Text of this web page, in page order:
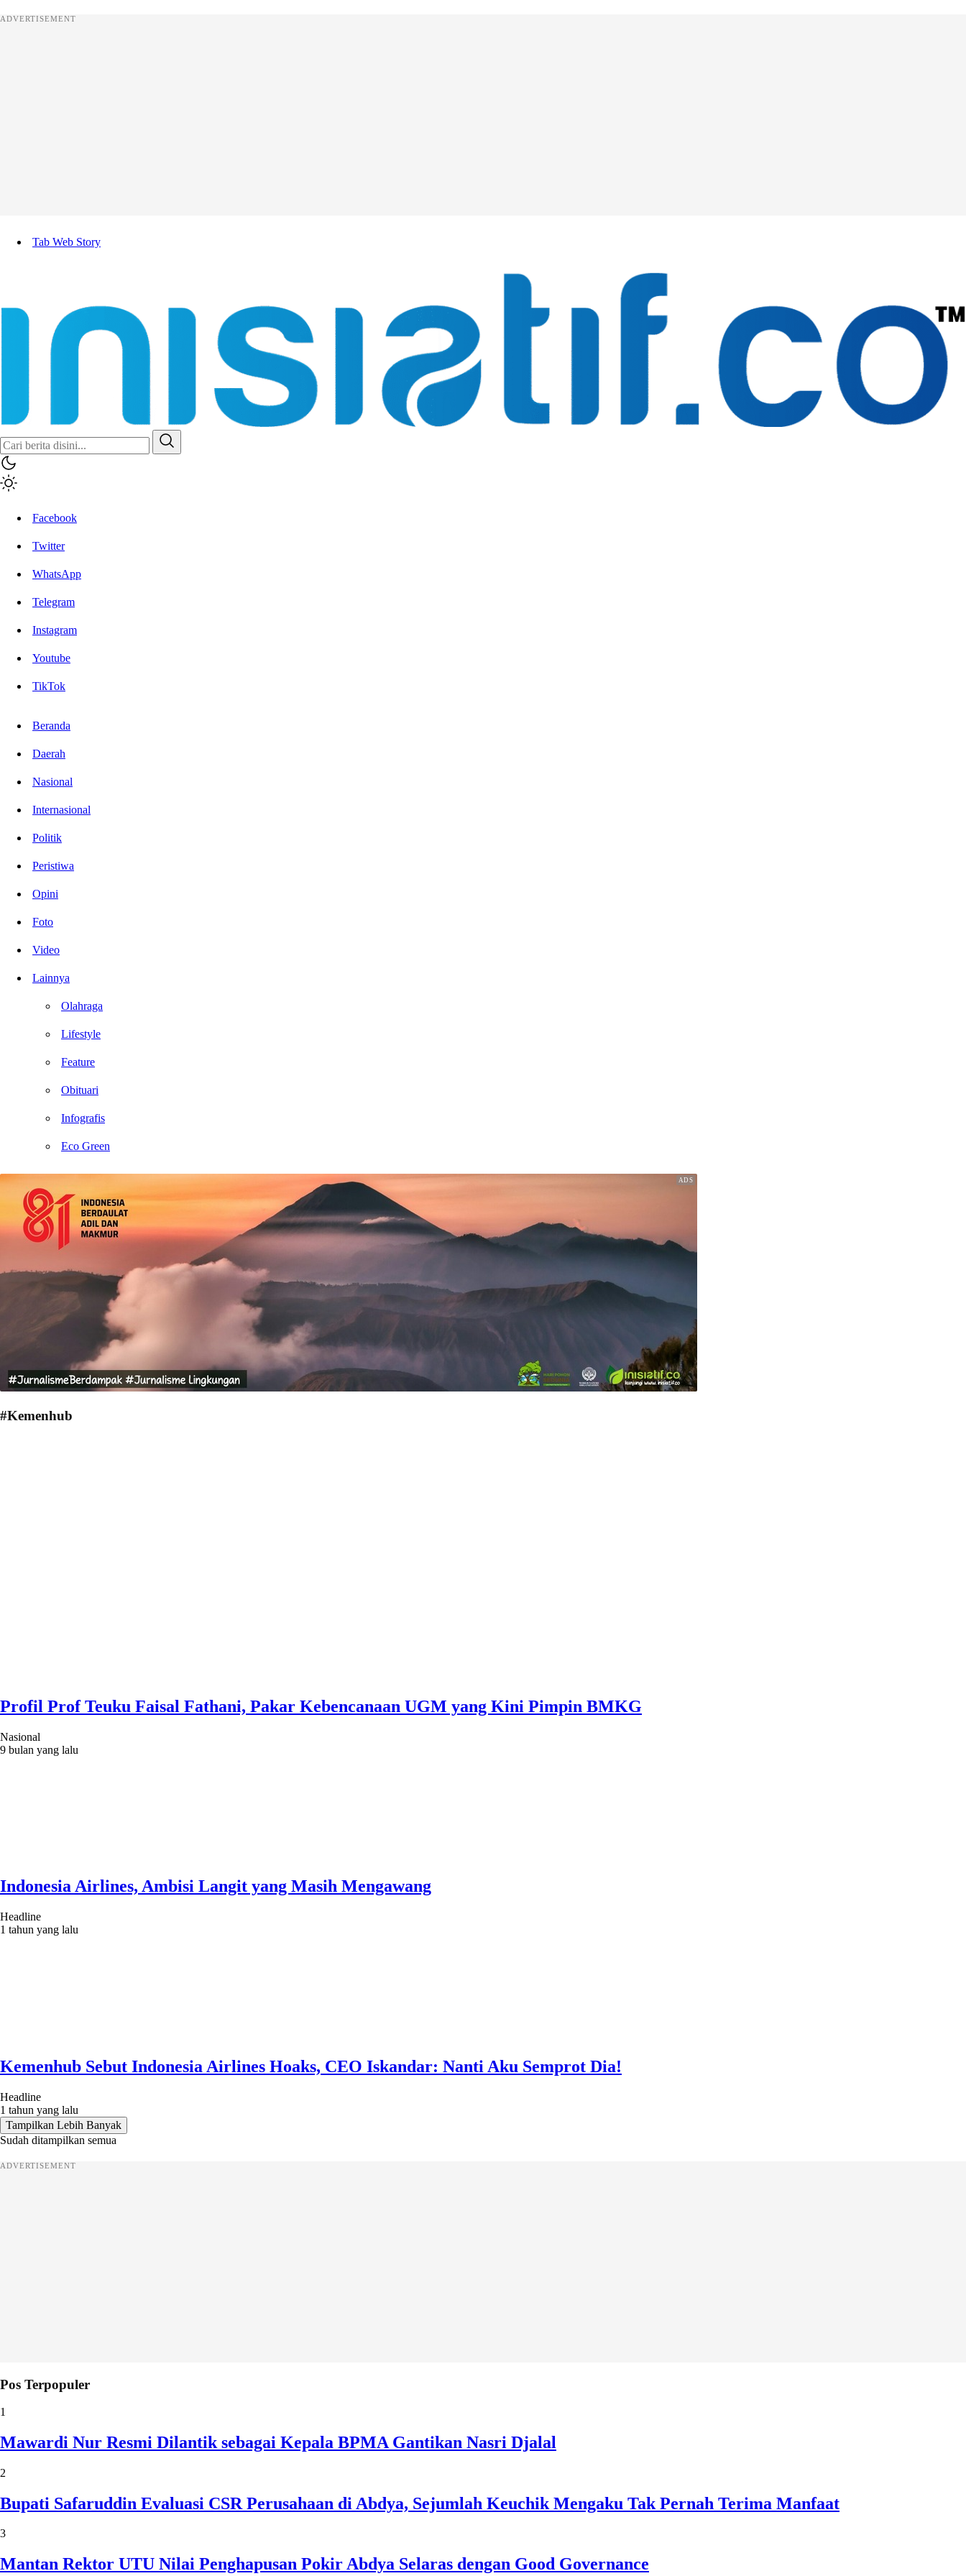
ADVERTISEMENT
Tab Web Story
Inisiatif.co
Stay Connected Stay Informed
Facebook
Twitter
WhatsApp
Telegram
Instagram
Youtube
TikTok
Beranda
Daerah
Nasional
Internasional
Politik
Peristiwa
Opini
Foto
Video
Lainnya
Olahraga
Lifestyle
Feature
Obituari
Infografis
Eco Green
#Kemenhub
Profil Prof Teuku Faisal Fathani, Pakar Kebencanaan UGM yang Kini Pimpin BMKG
Nasional
9 bulan yang lalu
Indonesia Airlines, Ambisi Langit yang Masih Mengawang
Headline
1 tahun yang lalu
Kemenhub Sebut Indonesia Airlines Hoaks, CEO Iskandar: Nanti Aku Semprot Dia!
Headline
1 tahun yang lalu
Tampilkan Lebih Banyak
Sudah ditampilkan semua
ADVERTISEMENT
Pos Terpopuler
1
Mawardi Nur Resmi Dilantik sebagai Kepala BPMA Gantikan Nasri Djalal
2
Bupati Safaruddin Evaluasi CSR Perusahaan di Abdya, Sejumlah Keuchik Mengaku Tak Pernah Terima Manfaat
3
Mantan Rektor UTU Nilai Penghapusan Pokir Abdya Selaras dengan Good Governance